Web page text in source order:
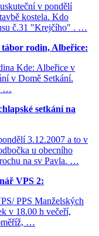
v pondělí
kostela. Kdo
č.31 "Krejčího" . …
rodin, Albeřice:
Kde: Albeřice v
v Domě Setkání.
…
setkání na
3.12.2007 a to v
u obecního
na sv Pavla. …
VPS 2:
PPS Manželských
v 18.00 h večeří,
…